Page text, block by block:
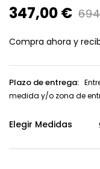
347,00 €
Compra ahora y
Plazo de entrega:
medida y/o zona de
Elegir Medidas